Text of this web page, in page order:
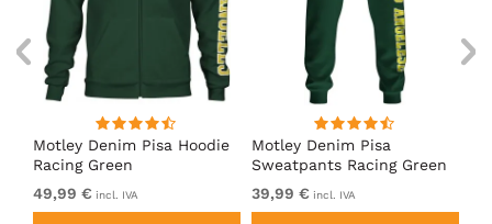
Motley Denim Pisa Hoodie
Racing Green
49,99 € incl. IVA
Motley Denim Pisa
Sweatpants Racing Green
39,99 € incl. IVA